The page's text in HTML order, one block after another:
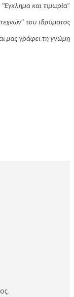
και τιμωρία”
του ιδρύματος
μας γράφει τη γνώμη